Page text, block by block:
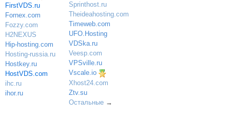
FirstVDS.ru
Fornex.com
Fozzy.com
H2NEXUS
Hip-hosting.com
Hosting-russia.ru
Hostkey.ru
HostVDS.com
ihc.ru
ihor.ru
Sprinthost.ru
Theideahosting.com
Timeweb.com
UFO.Hosting
VDSka.ru
Veesp.com
VPSville.ru
Vscale.io
Xhost24.com
Ztv.su
Остальные→